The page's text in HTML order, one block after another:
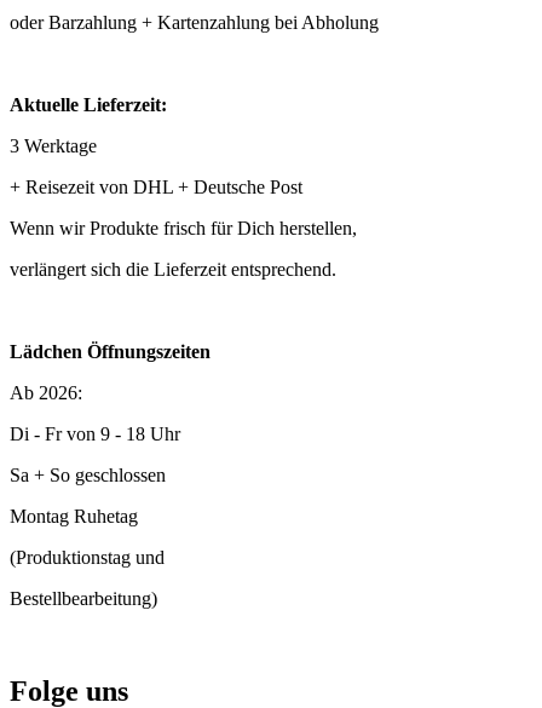
oder Barzahlung + Kartenzahlung bei Abholung
Aktuelle Lieferzeit:
3 Werktage
+ Reisezeit von DHL + Deutsche Post
Wenn wir Produkte frisch für Dich herstellen,
verlängert sich die Lieferzeit entsprechend.
Lädchen Öffnungszeiten
Ab 2026:
Di - Fr von 9 - 18 Uhr
Sa + So geschlossen
Montag Ruhetag
(Produktionstag und
Bestellbearbeitung)
Folge uns